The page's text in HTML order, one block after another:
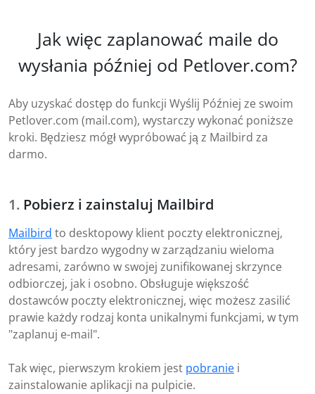
Jak więc zaplanować maile do
wysłania później od Petlover.com?
Aby uzyskać dostęp do funkcji Wyślij Później ze swoim
Petlover.com (mail.com), wystarczy wykonać poniższe
kroki. Będziesz mógł wypróbować ją z Mailbird za
darmo.
Pobierz i zainstaluj Mailbird
Mailbird to desktopowy klient poczty elektronicznej,
który jest bardzo wygodny w zarządzaniu wieloma
adresami, zarówno w swojej zunifikowanej skrzynce
odbiorczej, jak i osobno. Obsługuje większość
dostawców poczty elektronicznej, więc możesz zasilić
prawie każdy rodzaj konta unikalnymi funkcjami, w tym
"zaplanuj e-mail".
Tak więc, pierwszym krokiem jest pobranie i
zainstalowanie aplikacji na pulpicie.